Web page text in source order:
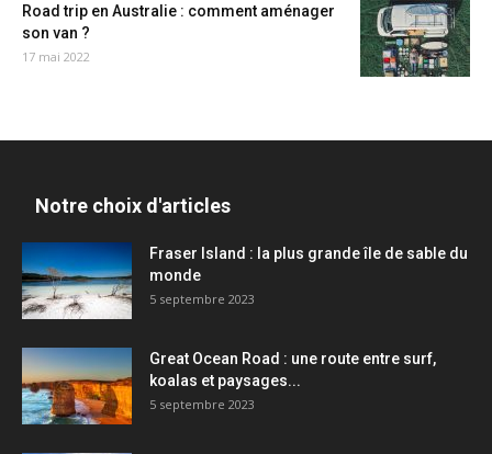
Road trip en Australie : comment aménager
son van ?
17 mai 2022
Notre choix d'articles
Fraser Island : la plus grande île de sable du
monde
5 septembre 2023
Great Ocean Road : une route entre surf,
koalas et paysages...
5 septembre 2023